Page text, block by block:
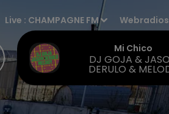
Live : CHAMPAGNE FM Webradios
Mi Chico
DJ GOJA &
DERULO &